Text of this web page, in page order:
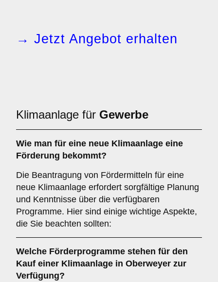
→ Jetzt Angebot erhalten
Klimaanlage für Gewerbe
Wie man für eine neue Klimaanlage eine
Förderung bekommt?
Die Beantragung von Fördermitteln für eine
neue Klimaanlage erfordert sorgfältige Planung
und Kenntnisse über die verfügbaren
Programme. Hier sind einige wichtige Aspekte,
die Sie beachten sollten:
Welche Förderprogramme stehen für den
Kauf einer Klimaanlage in Oberweyer zur
Verfügung?